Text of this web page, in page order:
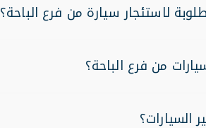
لاستئجار سيارة من فرع الباحة؟
من فرع الباحة؟
السيارات؟